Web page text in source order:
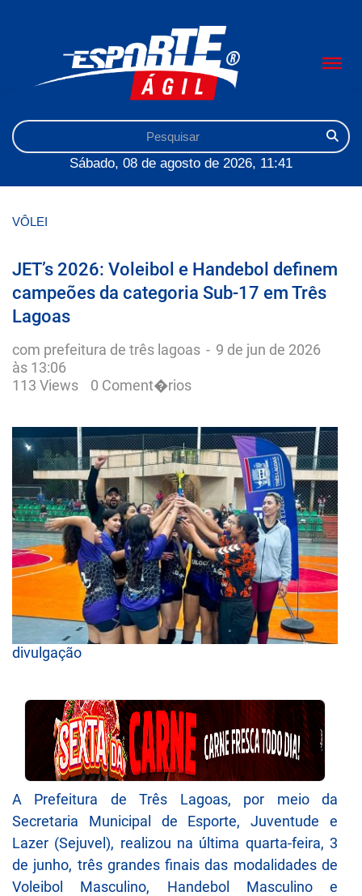
Sábado, 08 de agosto de 2026, 11:41
VÔLEI
JET’s 2026: Voleibol e Handebol definem
campeões da categoria Sub-17 em Três
Lagoas
com prefeitura de três lagoas - 9 de jun de 2026
às 13:06
113 Views
0 Coment�rios
divulgação
A Prefeitura de Três Lagoas, por meio da
Secretaria Municipal de Esporte, Juventude e
Lazer (Sejuvel), realizou na última quarta-feira, 3
de junho, três grandes finais das modalidades de
Voleibol Masculino, Handebol Masculino e